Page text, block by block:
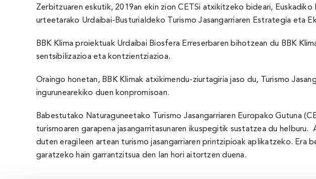
Zerbitzuaren eskutik, 2019an ekin zion CETSi atxikitzeko bideari,
urteetarako Urdaibai-Busturialdeko Turismo Jasangarriaren Estrategia eta
BBK Klima proiektuak Urdaibai Biosfera Erreserbaren bihotzean du BBK
sentsibilizazioa eta kontzientziazioa.
Oraingo honetan, BBK Klimak atxikimendu-ziurtagiria jaso du, Turismo
ingurunearekiko duen konpromisoan.
Babestutako Naturaguneetako Turismo Jasangarriaren Europako Gutuna
turismoaren garapena jasangarritasunaren ikuspegitik sustatzea du
duten eragileen artean turismo jasangarriaren printzipioak aplikatzeko. Era
garatzeko hain garrantzitsua den lan hori aitortzen duena.